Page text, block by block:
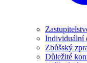
Individuální
Zbůšský
Důležité